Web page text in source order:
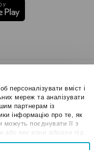
вміст і
мереж та аналізувати
партнерам із
інформацію про те, як
поєднувати її з
яку вони зібрали під
права захищені